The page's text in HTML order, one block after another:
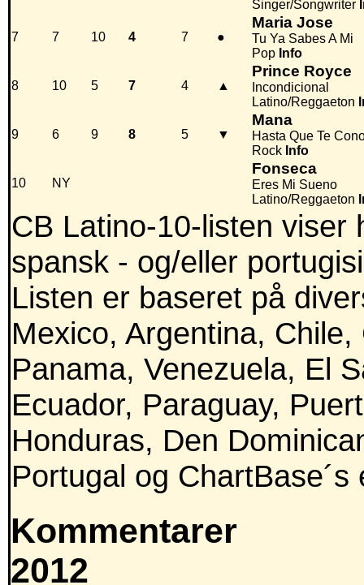
Singer/Songwriter
7 7 10 4 7 ●
Maria Jose
Tu Ya Sabes A Mi
Pop Info
8 10 5 7 4 ▲
Prince Royce
Incondicional
Latino/Reggaeton
9 6 9 8 5 ▼
Mana
Hasta Que Te
Rock Info
10 NY
Fonseca
Eres Mi Sueno
Latino/Reggaeton
CB Latino-10-listen viser
spansk - og/eller
Listen er baseret på
Mexico, Argentina,
Panama, Venezuela, El
Ecuador, Paraguay,
Honduras, Den
Portugal og ChartBase´s
Kommentarer
2012